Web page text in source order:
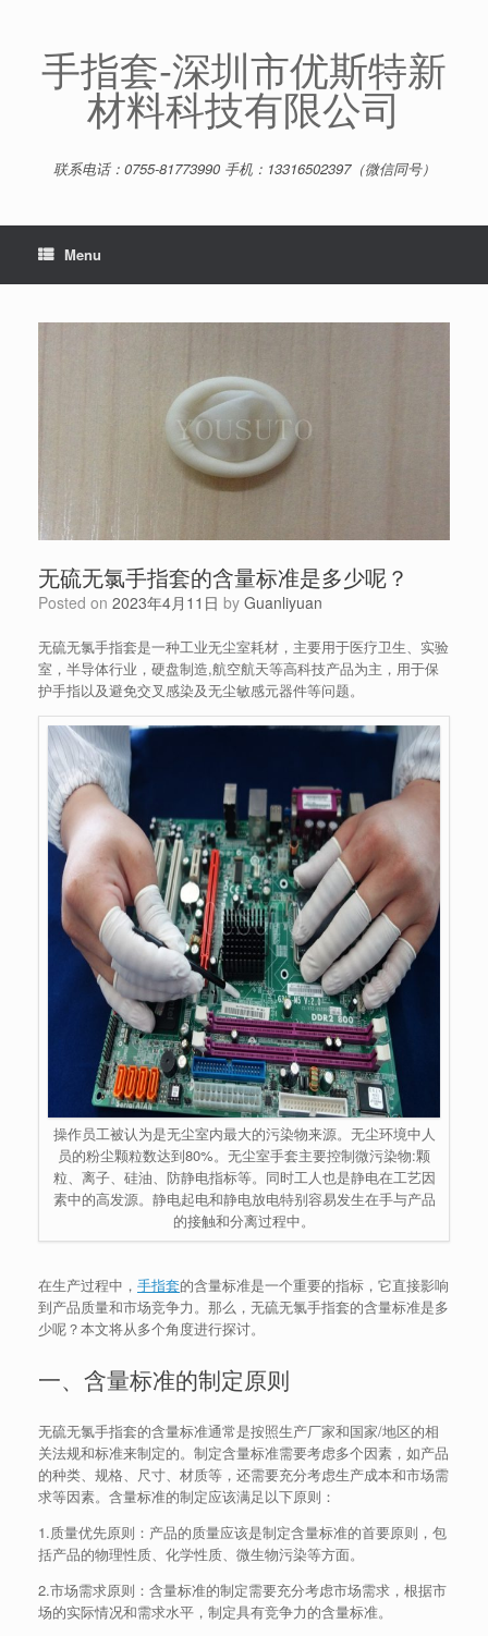
content手指套-深圳市优斯特新
材料科技有限公司
联系电话：0755-81773990 手机：13316502397（微信同号）
Menu
无硫无氯手指套的含量标准是多少呢？
Posted on 2023年4月11日 by Guanliyuan
无硫无氯手指套是一种工业无尘室耗材，主要用于医疗卫生、实验
室，半导体行业，硬盘制造,航空航天等高科技产品为主，用于保
护手指以及避免交叉感染及无尘敏感元器件等问题。
操作员工被认为是无尘室内最大的污染物来源。无尘环境中人
员的粉尘颗粒数达到80%。无尘室手套主要控制微污染物:颗
粒、离子、硅油、防静电指标等。同时工人也是静电在工艺因
素中的高发源。静电起电和静电放电特别容易发生在手与产品
的接触和分离过程中。
在生产过程中， 手指套的含量标准是一个重要的指标，它直接影响
到产品质量和市场竞争力。那么，无硫无氯手指套的含量标准是多
少呢？本文将从多个角度进行探讨。
一、含量标准的制定原则
无硫无氯手指套的含量标准通常是按照生产厂家和国家/地区的相
关法规和标准来制定的。制定含量标准需要考虑多个因素，如产品
的种类、规格、尺寸、材质等，还需要充分考虑生产成本和市场需
求等因素。含量标准的制定应该满足以下原则：
1.质量优先原则：产品的质量应该是制定含量标准的首要原则，包
括产品的物理性质、化学性质、微生物污染等方面。
2.市场需求原则：含量标准的制定需要充分考虑市场需求，根据市
场的实际情况和需求水平，制定具有竞争力的含量标准。